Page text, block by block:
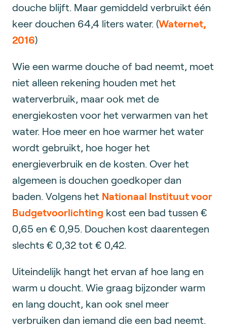
douche blijft. Maar gemiddeld verbruikt één
keer douchen 64,4 liters water. (Waternet,
2016)
Wie een warme douche of bad neemt, moet
niet alleen rekening houden met het
waterverbruik, maar ook met de
energiekosten voor het verwarmen van het
water. Hoe meer en hoe warmer het water
wordt gebruikt, hoe hoger het
energieverbruik en de kosten. Over het
algemeen is douchen goedkoper dan
baden. Volgens het Nationaal Instituut voor
Budgetvoorlichting kost een bad tussen €
0,65 en € 0,95. Douchen kost daarentegen
slechts € 0,32 tot € 0,42.
Uiteindelijk hangt het ervan af hoe lang en
warm u doucht. Wie graag bijzonder warm
en lang doucht, kan ook snel meer
verbruiken dan iemand die een bad neemt.